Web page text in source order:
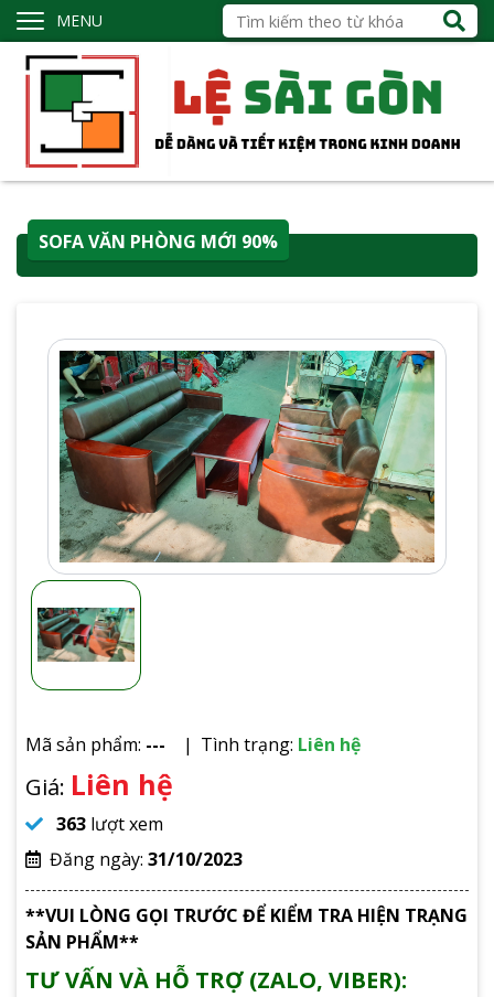
MENU
SOFA VĂN PHÒNG MỚI 90%
Mã sản phẩm: --- Tình trạng: Liên hệ
Giá: Liên hệ
363 lượt xem
Đăng ngày: 31/10/2023
**VUI LÒNG GỌI TRƯỚC ĐỂ KIỂM TRA HIỆN TRẠNG
SẢN PHẨM**
TƯ VẤN VÀ HỖ TRỢ (ZALO, VIBER):